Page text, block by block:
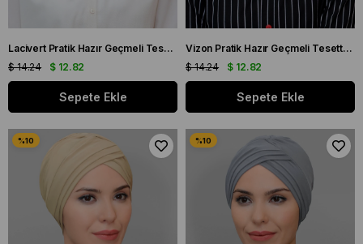
Lacivert Pratik Hazır Geçmeli Tesettür Bone Sandy Kumaş Üç Çapraz 1803_02
$ 12.82
$ 14.24
Sepete Ekle
Vizon Pratik Hazır Geçmeli Tesettür Bone Sandy Kumaş Üç Çapraz 1803_10
$ 12.82
$ 14.24
Sepete Ekle